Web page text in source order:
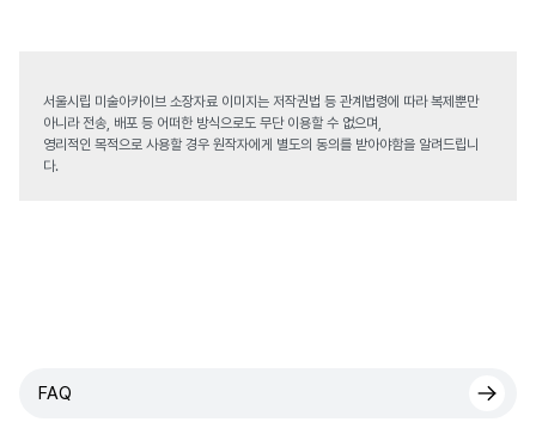
서울시립 미술아카이브 소장자료 이미지는 저작권법 등 관계법령에 따라 복제뿐만
아니라 전송, 배포 등 어떠한 방식으로도 무단 이용할 수 없으며,
영리적인 목적으로 사용할 경우 원작자에게 별도의 동의를 받아야함을 알려드립니
다.
FAQ